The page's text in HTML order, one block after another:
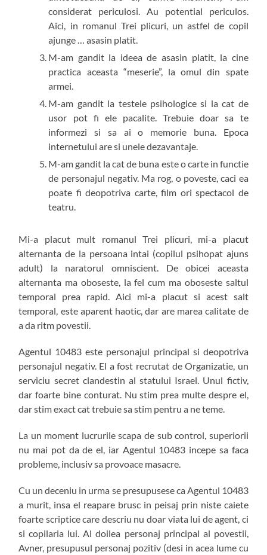
considerat periculosi. Au potential periculos.
Aici, in romanul Trei plicuri, un astfel de copil
ajunge … asasin platit.
M-am gandit la ideea de asasin platit, la cine
practica aceasta “meserie”, la omul din spate
armei.
M-am gandit la testele psihologice si la cat de
usor pot fi ele pacalite. Trebuie doar sa te
informezi si sa ai o memorie buna. Epoca
internetului are si unele dezavantaje.
M-am gandit la cat de buna este o carte in functie
de personajul negativ. Ma rog, o poveste, caci ea
poate fi deopotriva carte, film ori spectacol de
teatru.
Mi-a placut mult romanul Trei plicuri, mi-a placut
alternanta de la persoana intai (copilul psihopat ajuns
adult) la naratorul omniscient. De obicei aceasta
alternanta ma oboseste, la fel cum ma oboseste saltul
temporal prea rapid. Aici mi-a placut si acest salt
temporal, este aparent haotic, dar are marea calitate de
a da ritm povestii.
Agentul 10483 este personajul principal si deopotriva
personajul negativ. El a fost recrutat de Organizatie, un
serviciu secret clandestin al statului Israel. Unul fictiv,
dar foarte bine conturat. Nu stim prea multe despre el,
dar stim exact cat trebuie sa stim pentru a ne teme.
La un moment lucrurile scapa de sub control, superiorii
nu mai pot da de el, iar Agentul 10483 incepe sa faca
probleme, inclusiv sa provoace masacre.
Cu un deceniu in urma se presupusese ca Agentul 10483
a murit, insa el reapare brusc in peisaj prin niste caiete
foarte scriptice care descriu nu doar viata lui de agent, ci
si copilaria lui. Al doilea personaj principal al povestii,
Avner, presupusul personaj pozitiv (desi in acea lume cu